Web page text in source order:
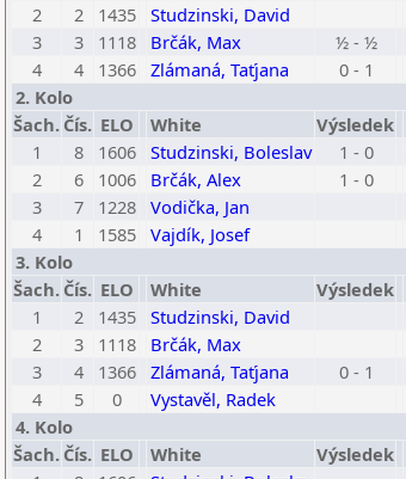
2
2 1435 Studzinski, David
3
3 1118 Brčák, Max ½ - ½
4
4 1366 Zlámaná, Taťjana 0 - 1
2. Kolo
Šach. Čís. ELO White Výsledek
1
8 1606 Studzinski, Boleslav 1 - 0
2
6 1006 Brčák, Alex 1 - 0
3
7 1228 Vodička, Jan
4
1 1585 Vajdík, Josef
3. Kolo
Šach. Čís. ELO White Výsledek
1
2 1435 Studzinski, David
2
3 1118 Brčák, Max
3
4 1366 Zlámaná, Taťjana 0 - 1
4
5 0 Vystavěl, Radek
4. Kolo
Šach. Čís. ELO White Výsledek